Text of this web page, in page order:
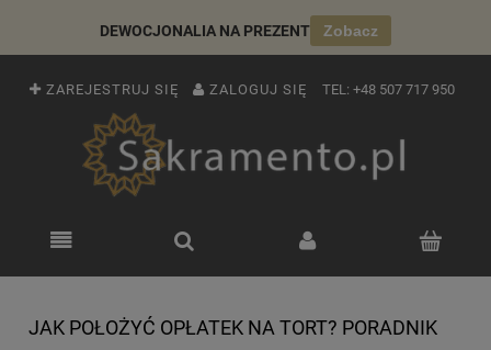
DEWOCJONALIA NA PREZENT Zobacz
ZAREJESTRUJ SIĘ ZALOGUJ SIĘ TEL: +48 507 717 950
JAK POŁOŻYĆ OPŁATEK NA TORT? PORADNIK